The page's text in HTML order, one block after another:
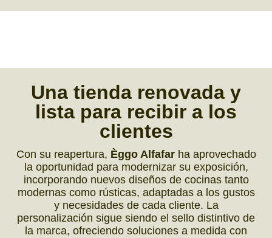
Una tienda renovada y
lista para recibir a los
clientes
Con su reapertura, Èggo Alfafarha aprovechado
la oportunidad para modernizar su exposición,
incorporando nuevos diseños de cocinas tanto
modernas como rústicas, adaptadas a los gustos
y necesidades de cada cliente. La
personalización sigue siendo el sello distintivo de
la marca, ofreciendo soluciones a medida con